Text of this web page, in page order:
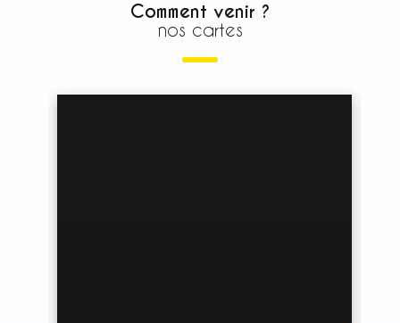
Comment venir ?
nos cartes